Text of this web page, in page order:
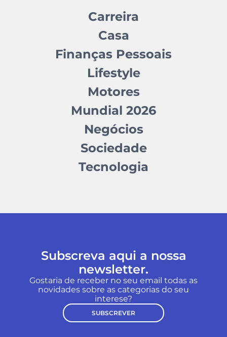
Carreira
Casa
Finanças Pessoais
Lifestyle
Motores
Mundial 2026
Negócios
Sociedade
Tecnologia
Subscreva aqui a nossa
newsletter.
Gostaria de receber no seu email todas as
novidades sobre as categorias do seu
interese?
SUBSCREVER